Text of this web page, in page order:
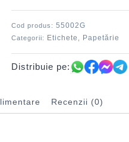
buc.
Cod produs:55002G
Categorii: Etichete Papetărie
Distribuie pe:
Recenzii (0)